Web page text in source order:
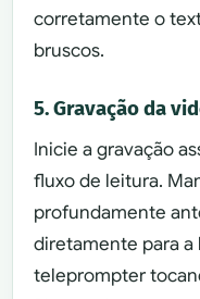
corretamente o
bruscos.
5. Gravação da
Inicie a gravação
fluxo de leitura.
profundamente
diretamente para a
teleprompter